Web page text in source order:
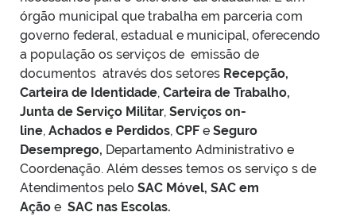
órgão municipal que trabalha em parceria com
governo federal, estadual e municipal, oferecendo
a população os serviços de emissão de
documentos através dos setores Recepção,
Carteira de Identidade, Carteira de Trabalho,
Junta de Serviço Militar, Serviços on-
line, Achados e Perdidos, CPF e Seguro
Desemprego, Departamento Administrativo e
Coordenação. Além desses temos os serviço s de
Atendimentos pelo SAC Móvel, SAC em
Ação e SAC nas Escolas.